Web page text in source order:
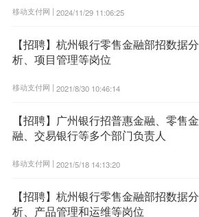
移动支付网 | 2024/11/29 11:06:25
【招聘】杭州银行零售金融部招数据分
析、项目管理等岗位
移动支付网 | 2021/8/30 10:46:14
【招聘】广州银行招普惠金融、零售金
融、交易银行等多个部门负责人
移动支付网 | 2021/5/18 14:13:20
【招聘】杭州银行零售金融部招数据分
析、产品管理和运维等岗位